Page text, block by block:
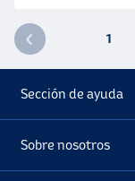
1
Sección de ayuda
Sobre nosotros